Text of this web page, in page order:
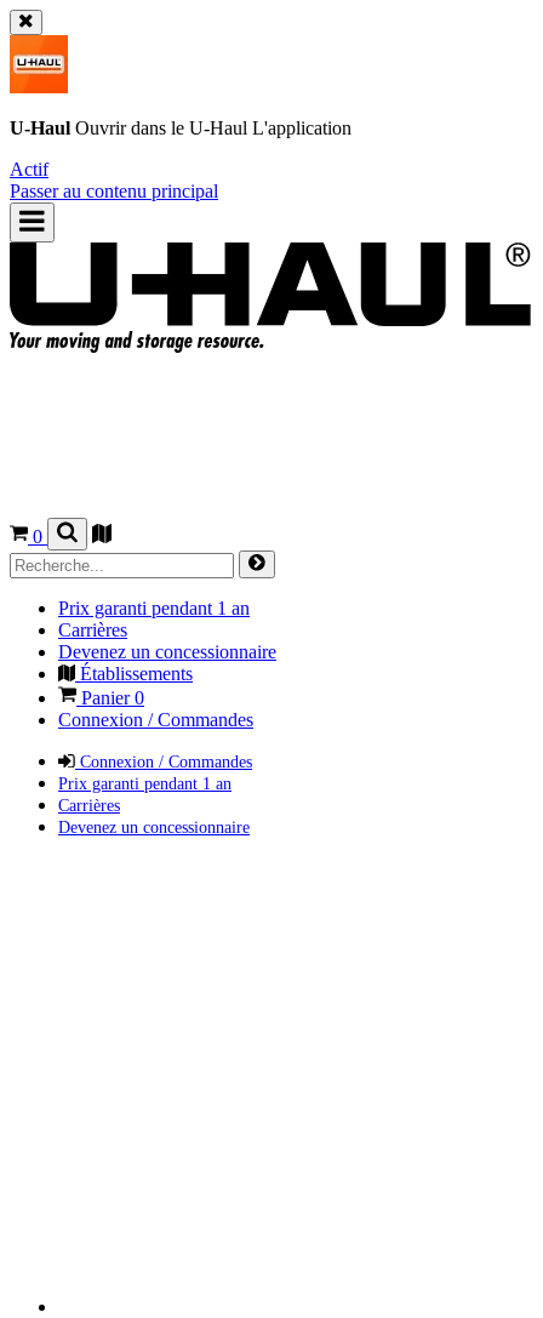
U-Haul Ouvrir dans le U-Haul L'application
Actif
Passer au contenu principal
0
Prix garanti pendant 1 an
Carrières
Devenez un concessionnaire
Établissements
Panier0
Connexion / Commandes
Connexion / Commandes
Prix garanti pendant 1 an
Carrières
Devenez un concessionnaire